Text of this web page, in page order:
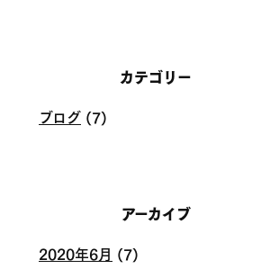
カテゴリー
ブログ (7)
アーカイブ
2020年6月 (7)